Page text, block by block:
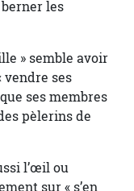
les
» semble avoir
vendre ses
ses membres
pèlerins de
l’œil ou
sur « s’en